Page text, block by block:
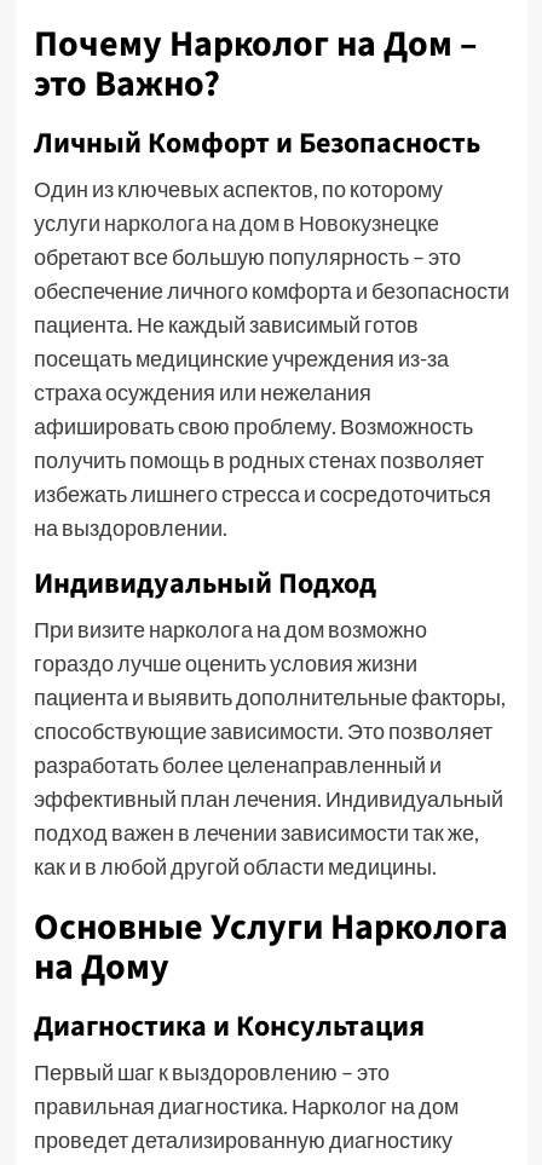
Почему Нарколог на Дом –
это Важно?
Личный Комфорт и Безопасность
Один из ключевых аспектов, по которому
услуги нарколога на дом в Новокузнецке
обретают все большую популярность – это
обеспечение личного комфорта и безопасности
пациента. Не каждый зависимый готов
посещать медицинские учреждения из-за
страха осуждения или нежелания
афишировать свою проблему. Возможность
получить помощь в родных стенах позволяет
избежать лишнего стресса и сосредоточиться
на выздоровлении.
Индивидуальный Подход
При визите нарколога на дом возможно
гораздо лучше оценить условия жизни
пациента и выявить дополнительные факторы,
способствующие зависимости. Это позволяет
разработать более целенаправленный и
эффективный план лечения. Индивидуальный
подход важен в лечении зависимости так же,
как и в любой другой области медицины.
Основные Услуги Нарколога
на Дому
Диагностика и Консультация
Первый шаг к выздоровлению – это
правильная диагностика. Нарколог на дом
проведет детализированную диагностику